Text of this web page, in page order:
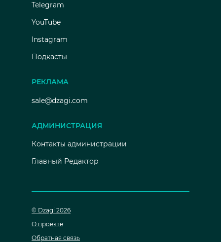
Telegram
YouTube
Instagram
Подкасты
РЕКЛАМА
sale@dzagi.com
АДМИНИСТРАЦИЯ
Контакты администрации
Главный Редактор
© Dzagi 2026
О проекте
Обратная связь